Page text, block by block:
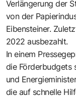
Verlängerung der
von der
Eibensteiner.
2022 ausbezahlt.
In einem
die Förderbudgets
und
die auf schnelle